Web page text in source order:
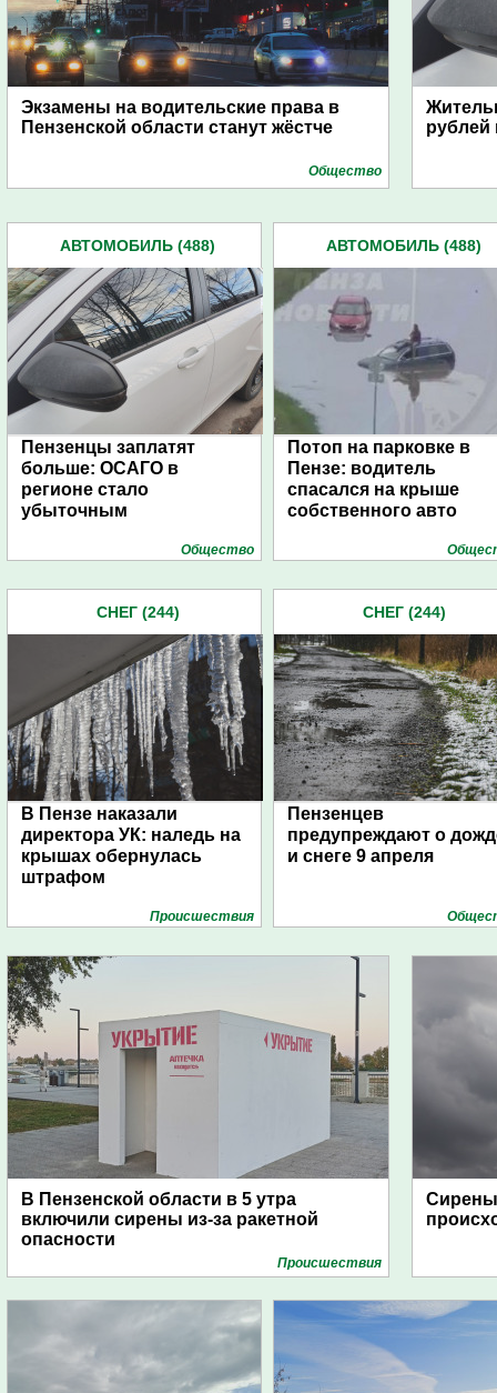
Экзамены на водительские права в
Пензенской области станут жёстче
Общество
рублей
АВТОМОБИЛЬ (488)
Пензенцы заплатят
больше: ОСАГО в
регионе стало
убыточным
Общество
АВТОМОБИЛЬ (488)
Потоп на парковке в
Пензе: водитель
спасался на крыше
собственного авто
СНЕГ (244)
В Пензе наказали
директора УК: наледь на
крышах обернулась
штрафом
Проиcшествия
СНЕГ (244)
Пензенцев
предупреждают о
и снеге 9 апреля
В Пензенской области в 5 утра
включили сирены из-за ракетной
опасности
Проиcшествия
Сирены